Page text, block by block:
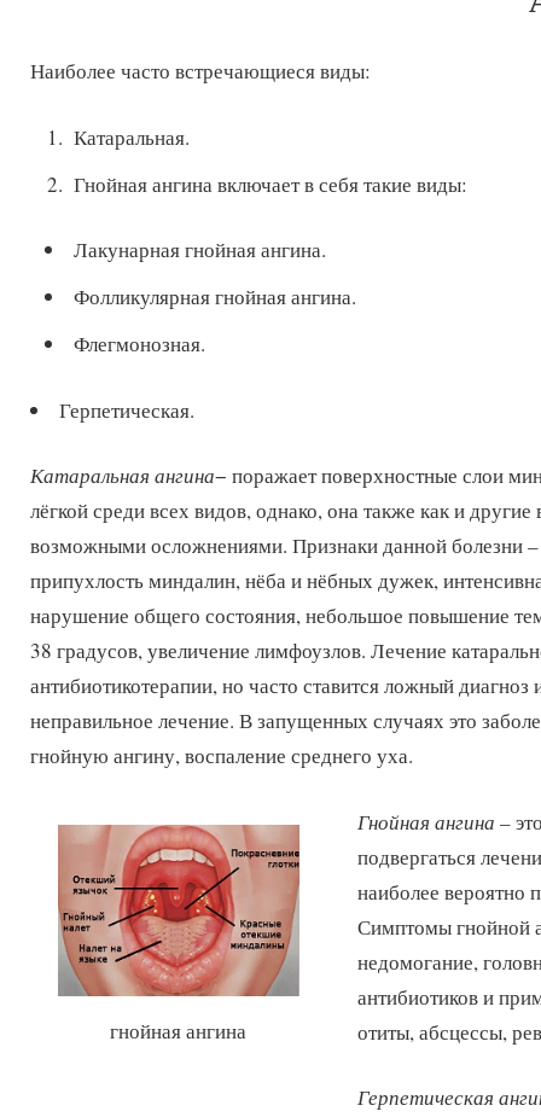
Наиболее часто встречающиеся виды:
Катаральная.
Гнойная ангина включает в себя такие виды:
Лакунарная гнойная ангина.
Фолликулярная гнойная ангина.
Флегмонозная.
Герпетическая.
Катаральная ангина− поражает поверхностные слои
лёгкой среди всех видов, однако, она также как и
возможными осложнениями. Признаки данной болезни –
припухлость миндалин, нёба и нёбных дужек,
нарушение общего состояния, небольшое повышение
38 градусов, увеличение лимфоузлов. Лечение
антибиотикотерапии, но часто ставится ложный диагноз
неправильное лечение. В запущенных случаях это
гнойную ангину, воспаление среднего уха.
гнойная ангина
Гнойная ангина –
подвергаться
наиболее вероятно
Симптомы гнойной
недомогание,
антибиотиков и
отиты, абсцессы,
Герпетическая